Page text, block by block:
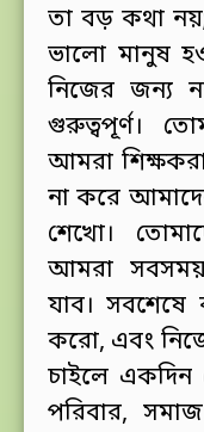
তা বড় কথা
ভালো মানুষ
নিজের জন্য
গুরুত্বপূর্ণ।
আমরা
না করে
শেখো।
আমরা
যাব। সবশেষে
করো, এবং
চাইলে
পরিবার,